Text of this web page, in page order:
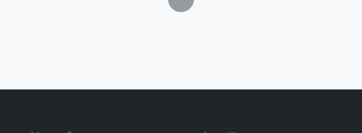
45° кут нахилу (макс. висота х ширина): 25 х
Розмір: н.д.